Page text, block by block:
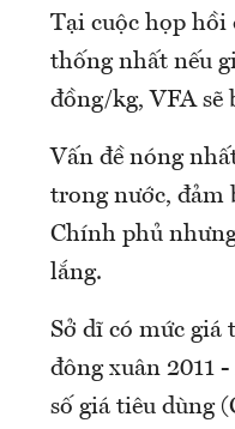
Tại cuộc họp hồi
thống nhất nếu
đồng/kg, VFA sẽ
Vấn đề nóng
trong nước, đảm
Chính phủ
lắng.
Sở dĩ có mức giá
đông xuân 2011
số giá tiêu dùng